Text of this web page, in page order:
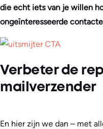
die echt iets van je willen
ongeïnteresseerde
Verbeter de
mailverzender
En hier zijn we dan – met